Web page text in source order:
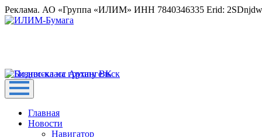
Реклама. АО «Группа «ИЛИМ» ИНН 7840346335 Erid:
Главная
Новости
Навигатор